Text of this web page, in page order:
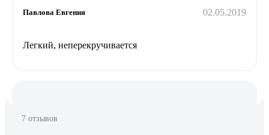
Павлова Евгения 02.05.2019
Легкий, неперекручивается
7 отзывов